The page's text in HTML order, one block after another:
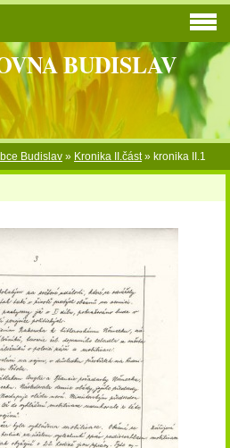
BUDISLAV
Budislav » Kronika II.část» kronika II.1